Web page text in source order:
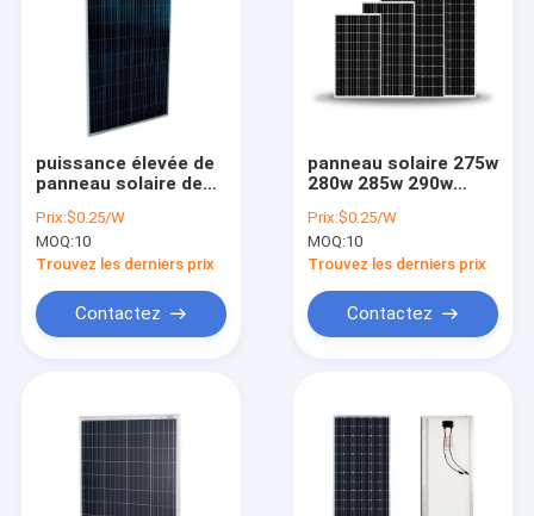
Produits
A propos de nous
puissance élevée de
panneau solaire de
cellules
monocristallines de
Monn
Prix:$0.25/W
MOQ:10
Trouvez les derniers prix
Contactez
panneau solaire 275w
280w 285w 290w
cellules mono de
260w 265w 270w
Prix:$0.25/W
MOQ:10
Trouvez les derniers prix
Contactez